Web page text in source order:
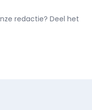
KNX
redactie? Deel het